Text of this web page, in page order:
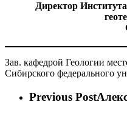
Директор
Зав. кафедрой Геологии
Сибирского федерального
Previous Post